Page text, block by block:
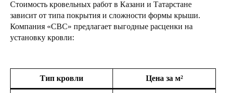
Стоимость кровельных работ в Казани и Татарстане
зависит от типа покрытия и сложности формы крыши.
Компания «СВС» предлагает выгодные расценки на
установку кровли:
Тип кровли Цена за м²